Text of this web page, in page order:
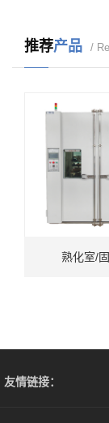
推荐产品 /
熟化室/
友情链接：